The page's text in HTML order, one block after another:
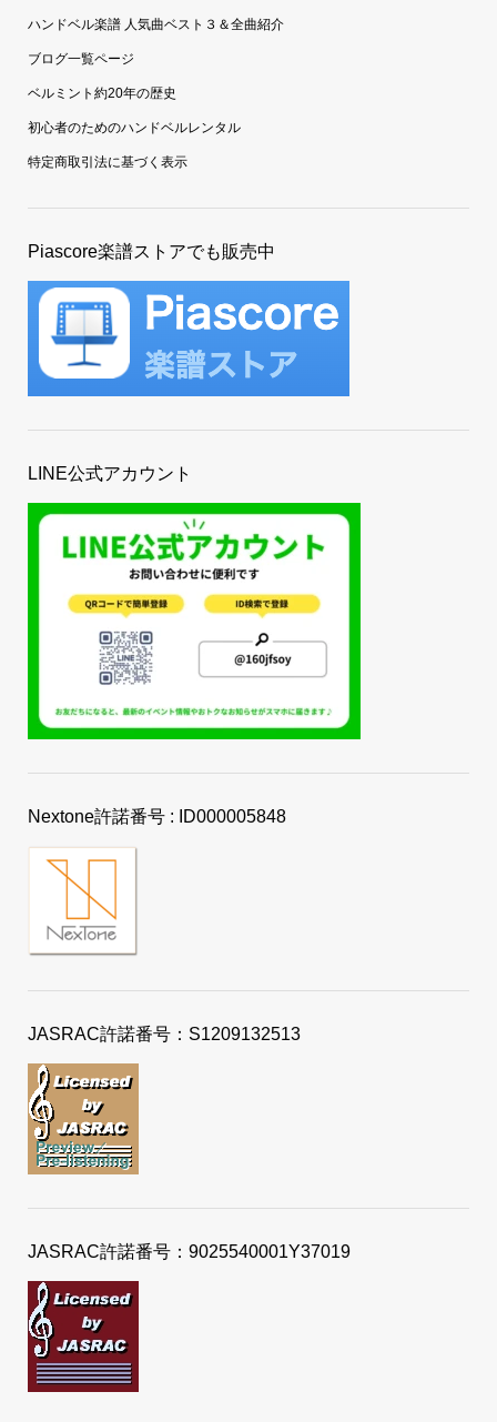
ハンドベル楽譜 人気曲ベスト３＆全曲紹介
ブログ一覧ページ
ベルミント約20年の歴史
初心者のためのハンドベルレンタル
特定商取引法に基づく表示
Piascore楽譜ストアでも販売中
LINE公式アカウント
Nextone許諾番号 : ID000005848
JASRAC許諾番号：S1209132513
JASRAC許諾番号：9025540001Y37019